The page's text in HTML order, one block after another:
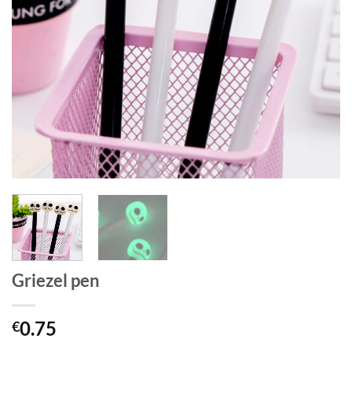
Griezel pen
€0.75